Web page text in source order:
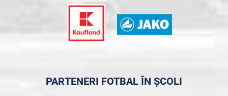
PARTENERI FOTBAL ÎN ȘCOLI